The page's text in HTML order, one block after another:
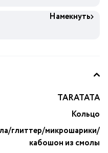
Намекнуть
TARATATA
Кольцо
глиттер/микрошарики/
кабошон из смолы